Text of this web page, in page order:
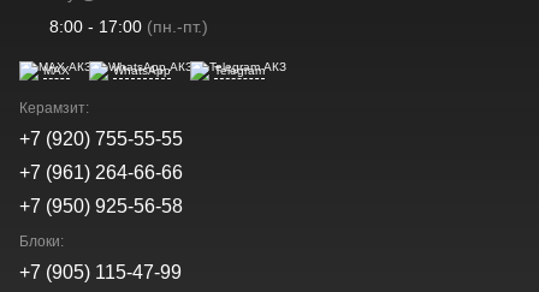
8:00 - 17:00(пн.-пт.)
MAX WhatsApp Telegram
Керамзит:
+7 (920) 755-55-55
+7 (961) 264-66-66
+7 (950) 925-56-58
Блоки:
+7 (905) 115-47-99